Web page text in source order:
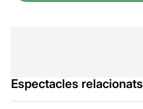
Espectacles relacionats